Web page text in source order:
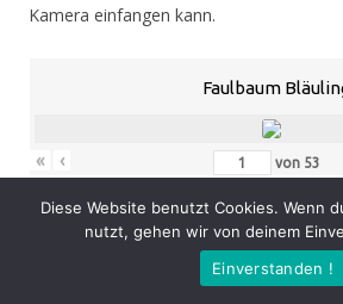
Kamera einfangen kann.
Faulbaum
« ‹ von 53
: Donnerstag 05.11.20, 19.00
: 05.11. – 07.02.21, geöffnet Mo. –
Diese Website benutzt Cookies. Wenn
nutzt, gehen wir von deinem
Einverstanden !